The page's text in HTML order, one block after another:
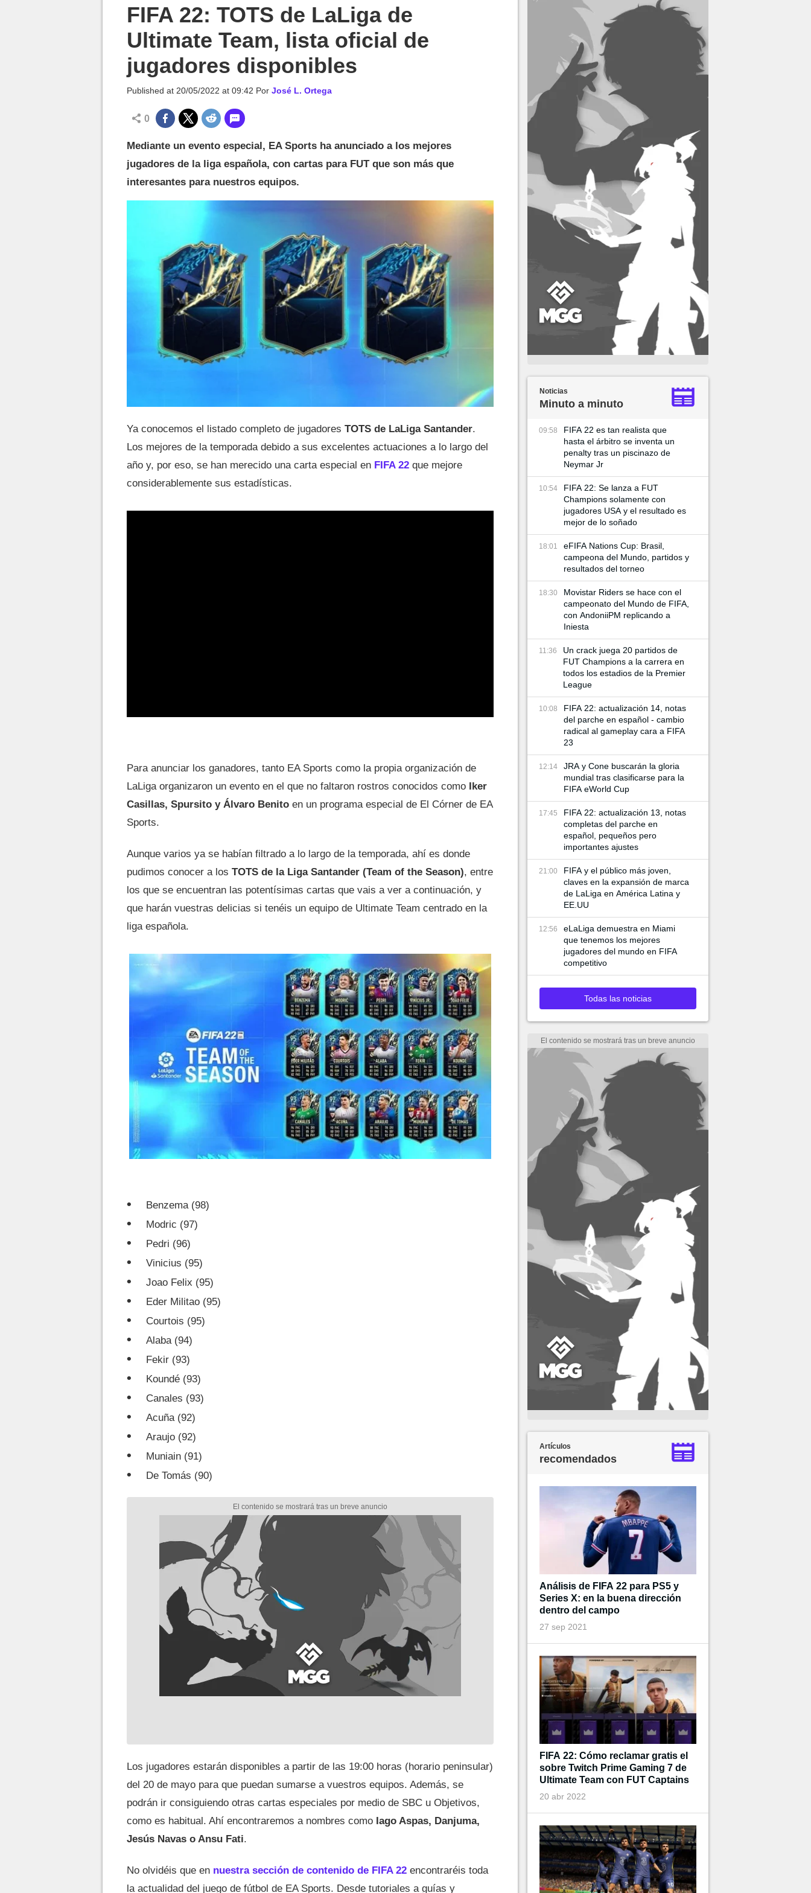
FIFA 22: TOTS de LaLiga de
Ultimate Team, lista oficial de
jugadores disponibles
Published at 20/05/2022 at 09:42 Por José L. Ortega
0
Mediante un evento especial, EA Sports ha anunciado a los mejores
jugadores de la liga española, con cartas para FUT que son más que
interesantes para nuestros equipos.
Ya conocemos el listado completo de jugadores TOTS de LaLiga Santander.
Los mejores de la temporada debido a sus excelentes actuaciones a lo largo del
año y, por eso, se han merecido una carta especial en FIFA 22 que mejore
considerablemente sus estadísticas.
Para anunciar los ganadores, tanto EA Sports como la propia organización de
LaLiga organizaron un evento en el que no faltaron rostros conocidos como Iker
Casillas, Spursito y Álvaro Benito en un programa especial de El Córner de EA
Sports.
Aunque varios ya se habían filtrado a lo largo de la temporada, ahí es donde
pudimos conocer a los TOTS de la Liga Santander (Team of the Season), entre
los que se encuentran las potentísimas cartas que vais a ver a continuación, y
que harán vuestras delicias si tenéis un equipo de Ultimate Team centrado en la
liga española.
Benzema (98)
Modric (97)
Pedri (96)
Vinicius (95)
Joao Felix (95)
Eder Militao (95)
Courtois (95)
Alaba (94)
Fekir (93)
Koundé (93)
Canales (93)
Acuña (92)
Araujo (92)
Muniain (91)
De Tomás (90)
Los jugadores estarán disponibles a partir de las 19:00 horas (horario peninsular)
del 20 de mayo para que puedan sumarse a vuestros equipos. Además, se
podrán ir consiguiendo otras cartas especiales por medio de SBC u Objetivos,
como es habitual. Ahí encontraremos a nombres como Iago Aspas, Danjuma,
Jesús Navas o Ansu Fati.
No olvidéis que en nuestra sección de contenido de FIFA 22 encontraréis toda
la actualidad del juego de fútbol de EA Sports. Desde tutoriales a guías y
Noticias
Minuto a minuto
09:58
FIFA 22 es tan realista que
hasta el árbitro se inventa un
penalty tras un piscinazo de
Neymar Jr
10:54
FIFA 22: Se lanza a FUT
Champions solamente con
jugadores USA y el resultado es
mejor de lo soñado
18:01
eFIFA Nations Cup: Brasil,
campeona del Mundo, partidos y
resultados del torneo
18:30
Movistar Riders se hace con el
campeonato del Mundo de FIFA,
con AndoniiPM replicando a
Iniesta
11:36
Un crack juega 20 partidos de
FUT Champions a la carrera en
todos los estadios de la Premier
League
10:08
FIFA 22: actualización 14, notas
del parche en español - cambio
radical al gameplay cara a FIFA
23
12:14
JRA y Cone buscarán la gloria
mundial tras clasificarse para la
FIFA eWorld Cup
17:45
FIFA 22: actualización 13, notas
completas del parche en
español, pequeños pero
importantes ajustes
21:00
FIFA y el público más joven,
claves en la expansión de marca
de LaLiga en América Latina y
EE.UU
12:56
eLaLiga demuestra en Miami
que tenemos los mejores
jugadores del mundo en FIFA
competitivo
Todas las noticias
Artículos
recomendados
Análisis de FIFA 22 para PS5 y
Series X: en la buena dirección
dentro del campo
27 sep 2021
FIFA 22: Cómo reclamar gratis el
sobre Twitch Prime Gaming 7 de
Ultimate Team con FUT Captains
20 abr 2022